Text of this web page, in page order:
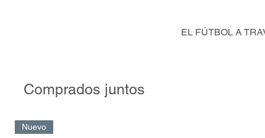
EL FÚTBOL A
Comprados juntos
Nuevo